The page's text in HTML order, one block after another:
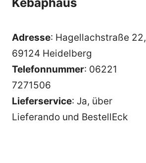
Adresse: Hagellachstraße 22,
69124 Heidelberg
Telefonnummer: 06221
7271506
Lieferservice: Ja, über
Lieferando und BestellEck